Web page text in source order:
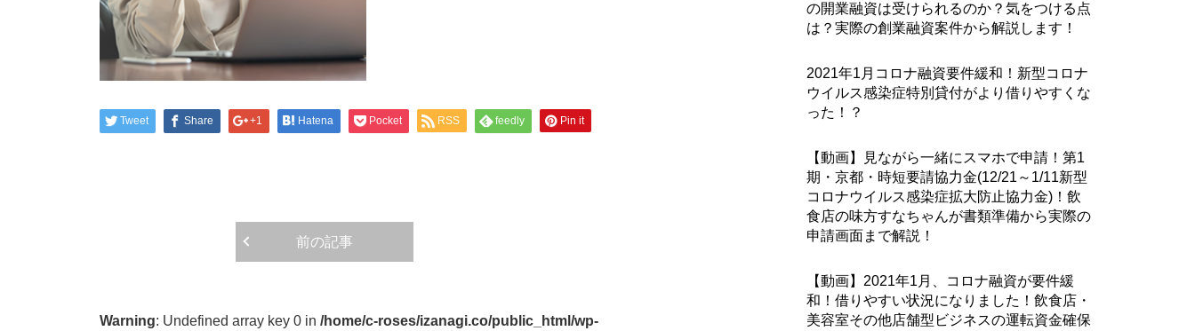
Tweet Share +1 Hatena Pocket RSS feedly Pin it
前の記事
Warning: Undefined array key 0 in /home/c-roses/izanagi.co/public_html/wp-
の開業融資は受けられるのか？気をつける点
は？実際の創業融資案件から解説します！
2021年1月コロナ融資要件緩和！新型コロナ
ウイルス感染症特別貸付がより借りやすくな
った！？
【動画】見ながら一緒にスマホで申請！第1
期・京都・時短要請協力金(12/21～1/11新型
コロナウイルス感染症拡大防止協力金)！飲
食店の味方すなちゃんが書類準備から実際の
申請画面まで解説！
【動画】2021年1月、コロナ融資が要件緩
和！借りやすい状況になりました！飲食店・
美容室その他店舗型ビジネスの運転資金確保